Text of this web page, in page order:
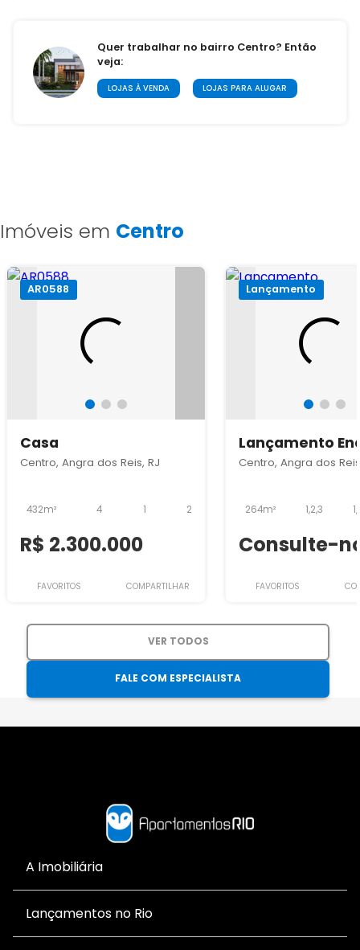
Quer trabalhar no bairro Centro? Então
veja:
LOJAS À VENDA LOJAS PARA ALUGAR
Imóveis em Centro
AR0588
Casa
Centro, Angra dos Reis, RJ
432m² 4 1 2
R$ 2.300.000
FAVORITOS COMPARTILHAR
Lançamento
Lançamento
Península Barra
Centro, Angra dos
264m² 1,2,3
Consulte-
FAVORITOS
VER TODOS
FALE COM ESPECIALISTA
A Imobiliária
Lançamentos no Rio